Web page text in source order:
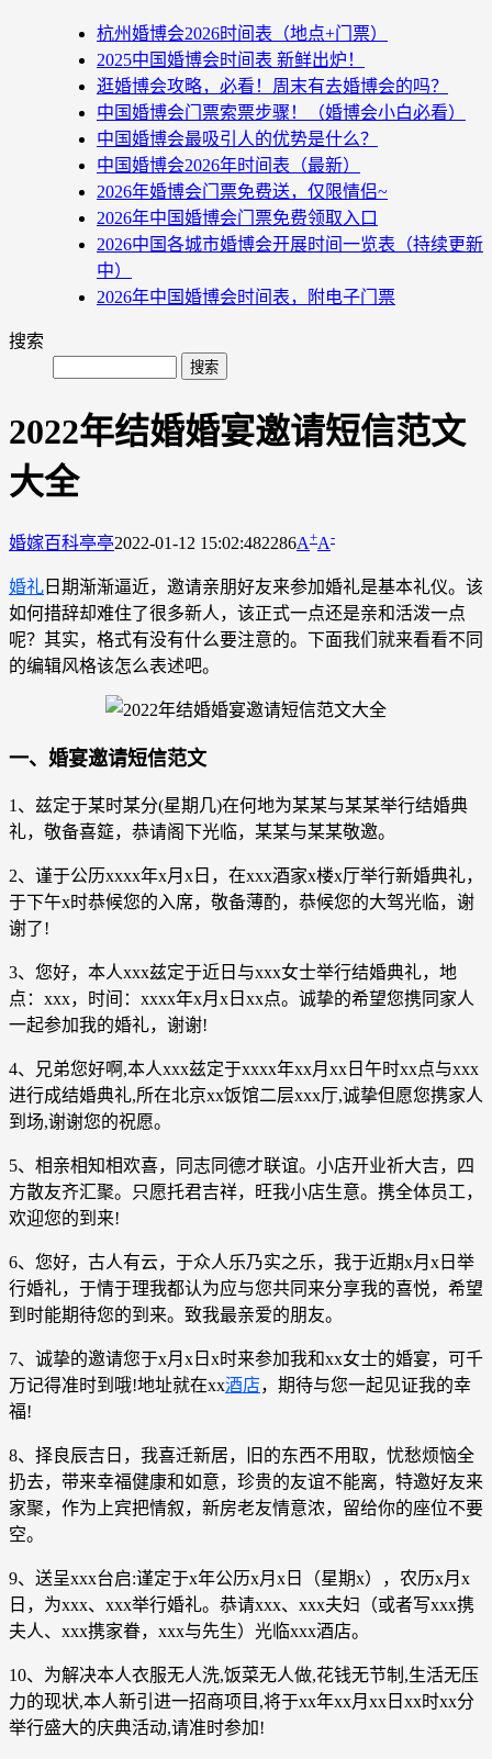
杭州婚博会2026时间表（地点+门票）
2025中国婚博会时间表 新鲜出炉！
逛婚博会攻略，必看！周末有去婚博会的吗？
中国婚博会门票索票步骤！（婚博会小白必看）
中国婚博会最吸引人的优势是什么？
中国婚博会2026年时间表（最新）
2026年婚博会门票免费送，仅限情侣~
2026年中国婚博会门票免费领取入口
2026中国各城市婚博会开展时间一览表（持续更新
中）
2026年中国婚博会时间表，附电子门票
搜索
2022年结婚婚宴邀请短信范文
大全
婚嫁百科亭亭2022-01-12 15:02:482286A+A-
婚礼 日期渐渐逼近，邀请亲朋好友来参加婚礼是基本礼仪。该
如何措辞却难住了很多新人，该正式一点还是亲和活泼一点
呢？其实，格式有没有什么要注意的。下面我们就来看看不同
的编辑风格该怎么表述吧。
一、婚宴邀请短信范文
1、兹定于某时某分(星期几)在何地为某某与某某举行结婚典
礼，敬备喜筵，恭请阁下光临，某某与某某敬邀。
2、谨于公历xxxx年x月x日，在xxx酒家x楼x厅举行新婚典礼，
于下午x时恭候您的入席，敬备薄酌，恭候您的大驾光临，谢
谢了!
3、您好，本人xxx兹定于近日与xxx女士举行结婚典礼，地
点：xxx，时间：xxxx年x月x日xx点。诚挚的希望您携同家人
一起参加我的婚礼，谢谢!
4、兄弟您好啊,本人xxx兹定于xxxx年xx月xx日午时xx点与xxx
进行成结婚典礼,所在北京xx饭馆二层xxx厅,诚挚但愿您携家人
到场,谢谢您的祝愿。
5、相亲相知相欢喜，同志同德才联谊。小店开业祈大吉，四
方散友齐汇聚。只愿托君吉祥，旺我小店生意。携全体员工，
欢迎您的到来!
6、您好，古人有云，于众人乐乃实之乐，我于近期x月x日举
行婚礼，于情于理我都认为应与您共同来分享我的喜悦，希望
到时能期待您的到来。致我最亲爱的朋友。
7、诚挚的邀请您于x月x日x时来参加我和xx女士的婚宴，可千
万记得准时到哦!地址就在xx酒店，期待与您一起见证我的幸
福!
8、择良辰吉日，我喜迁新居，旧的东西不用取，忧愁烦恼全
扔去，带来幸福健康和如意，珍贵的友谊不能离，特邀好友来
家聚，作为上宾把情叙，新房老友情意浓，留给你的座位不要
空。
9、送呈xxx台启:谨定于x年公历x月x日（星期x），农历x月x
日，为xxx、xxx举行婚礼。恭请xxx、xxx夫妇（或者写xxx携
夫人、xxx携家眷，xxx与先生）光临xxx酒店。
10、为解决本人衣服无人洗,饭菜无人做,花钱无节制,生活无压
力的现状,本人新引进一招商项目,将于xx年xx月xx日xx时xx分
举行盛大的庆典活动,请准时参加!